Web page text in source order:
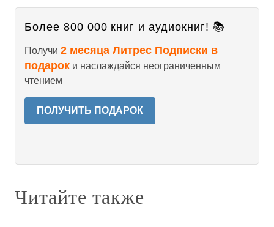
Более 800 000 книг и аудиокниг! 📚
Получи 2 месяца Литрес Подписки в
подарок и наслаждайся неограниченным
чтением
ПОЛУЧИТЬ ПОДАРОК
Читайте также